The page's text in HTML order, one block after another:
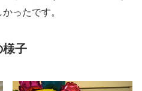
ったです。
様子